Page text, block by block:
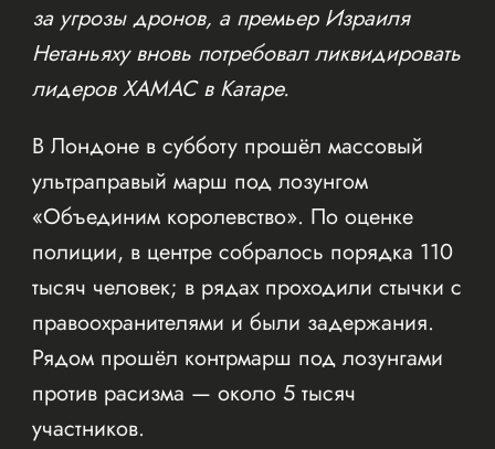
за угрозы дронов, а премьер Израиля
Нетаньяху вновь потребовал ликвидировать
лидеров ХАМАС в Катаре.
В Лондоне в субботу прошёл массовый
ультраправый марш под лозунгом
«Объединим королевство». По оценке
полиции, в центре собралось порядка 110
тысяч человек; в рядах проходили стычки с
правоохранителями и были задержания.
Рядом прошёл контрмарш под лозунгами
против расизма — около 5 тысяч
участников.